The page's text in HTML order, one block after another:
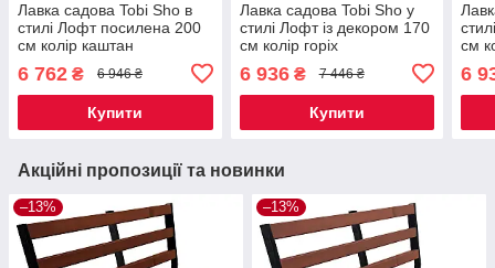
Лавка садова Tobi Sho в
стилі Лофт посилена 200
см колір каштан
6 762 ₴ 6 946 ₴
Купити
Лавка садова Tobi Sho у
стилі Лофт із декором 170
см колір горіх
6 936₴ 7 446 ₴
Купити
см
6
Акційні пропозиції та новинки
–13% –13%